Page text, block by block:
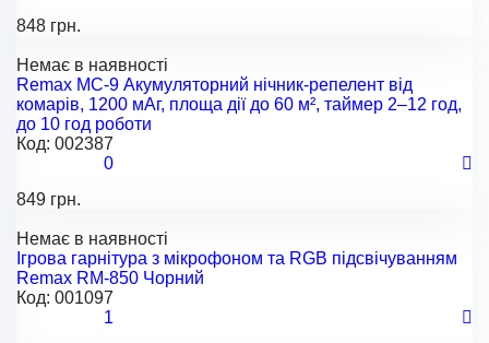
848 грн.
Немає в наявності
Remax MC-9 Акумуляторний нічник-репелент від
комарів, 1200 мАг, площа дії до 60 м², таймер 2–12 год,
до 10 год роботи
Код: 002387
0
849 грн.
Немає в наявності
Ігрова гарнітура з мікрофоном та RGB підсвічуванням
Remax RM-850 Чорний
Код: 001097
1